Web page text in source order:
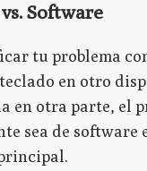
Software
tu problema
teclado en otro
en otra parte, el
sea de software